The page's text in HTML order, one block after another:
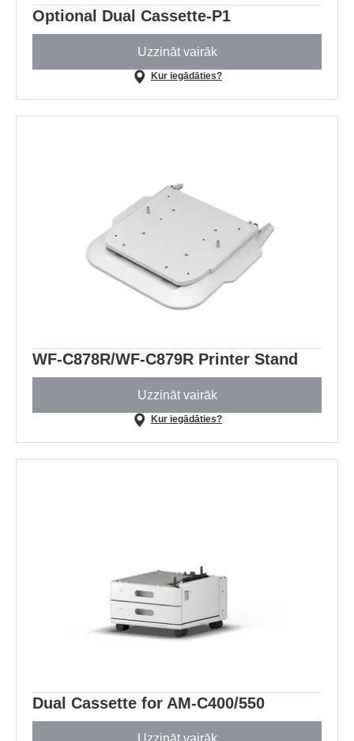
Optional Dual Cassette-P1
Uzzināt vairāk
Kur iegādāties?
WF-C878R/WF-C879R Printer Stand
Uzzināt vairāk
Kur iegādāties?
Dual Cassette for AM-C400/550